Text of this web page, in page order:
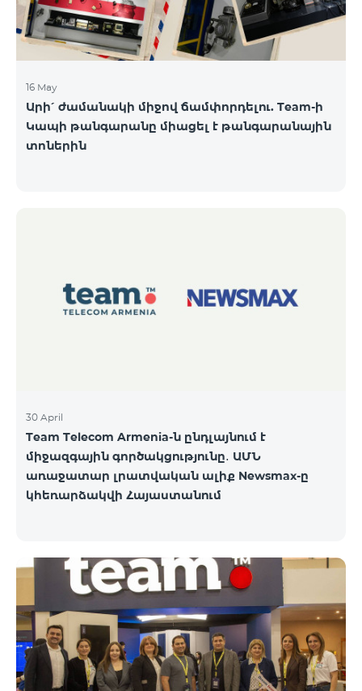
16 May
Արի՛ ժամանակի միջով ճամփորդելու. Team-ի
Կապի թանգարանը միացել է թանգարանային
տոներին
30 April
Team Telecom Armenia-ն ընդլայնում է
միջազգային գործակցությունը․ ԱՄՆ
առաջատար լրատվական ալիք Newsmax-ը
կհեռարձակվի Հայաստանում